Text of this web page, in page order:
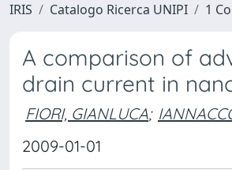
IRIS Catalogo Ricerca UNIPI 1
A comparison of
drain current in
FIORI, GIANLUCA;
2009-01-01